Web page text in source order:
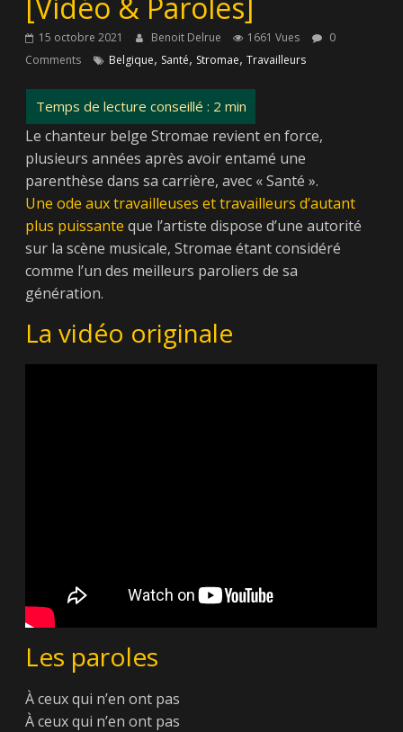
15 octobre 2021 Benoit Delrue 1661 Vues
0
Comments
Belgique, Santé, Stromae,Travailleurs
Le chanteur belge Stromae revient en force,
plusieurs années après avoir entamé une
parenthèse dans sa carrière, avec « Santé ».
Une ode aux travailleuses et travailleurs d’autant
plus puissante que l’artiste dispose d’une autorité
sur la scène musicale, Stromae étant considéré
comme l’un des meilleurs paroliers de sa
génération.
La vidéo originale
Les paroles
À ceux qui n’en ont pas
À ceux qui n’en ont pas